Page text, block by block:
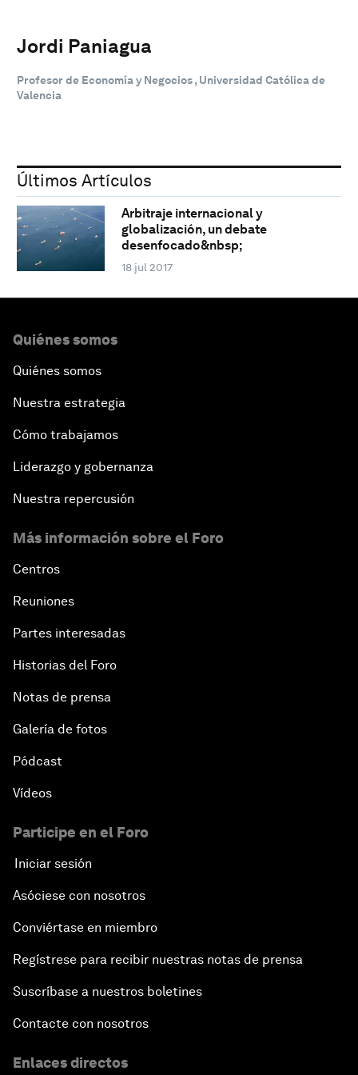
Jordi Paniagua
Profesor de Economía y Negocios , Universidad Católica de
Valencia
Últimos Artículos
Arbitraje internacional y
globalización, un debate
desenfocado&nbsp;
18 jul 2017
Quiénes somos
Quiénes somos
Nuestra estrategia
Cómo trabajamos
Liderazgo y gobernanza
Nuestra repercusión
Más información sobre el Foro
Centros
Reuniones
Partes interesadas
Historias del Foro
Notas de prensa
Galería de fotos
Pódcast
Vídeos
Participe en el Foro
Iniciar sesión
Asóciese con nosotros
Conviértase en miembro
Regístrese para recibir nuestras notas de prensa
Suscríbase a nuestros boletines
Contacte con nosotros
Enlaces directos